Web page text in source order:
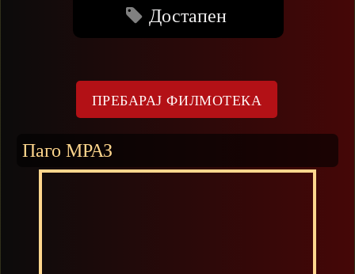
Достапен
Паго МРАЗ